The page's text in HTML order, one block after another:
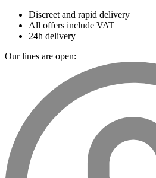
Discreet and rapid delivery
All offers include VAT
24h delivery
Our lines are open: